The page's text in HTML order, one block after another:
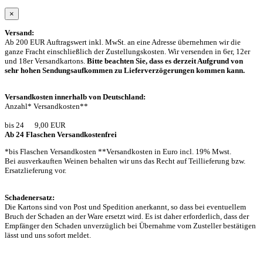
×
Versand:
Ab 200 EUR Auftragswert inkl. MwSt. an eine Adresse übernehmen wir die
ganze Fracht einschließlich der Zustellungskosten. Wir versenden in 6er, 12er
und 18er Versandkartons. Bitte beachten Sie, dass es derzeit Aufgrund von
sehr hohen Sendungsaufkommen zu Lieferverzögerungen kommen kann.
Versandkosten innerhalb von Deutschland:
Anzahl* Versandkosten**
bis 24 9,00 EUR
Ab 24 Flaschen Versandkostenfrei
*bis Flaschen Versandkosten **Versandkosten in Euro incl. 19% Mwst.
Bei ausverkauften Weinen behalten wir uns das Recht auf Teillieferung bzw.
Ersatzlieferung vor.
Schadenersatz:
Die Kartons sind von Post und Spedition anerkannt, so dass bei eventuellem
Bruch der Schaden an der Ware ersetzt wird. Es ist daher erforderlich, dass der
Empfänger den Schaden unverzüglich bei Übernahme vom Zusteller bestätigen
lässt und uns sofort meldet.